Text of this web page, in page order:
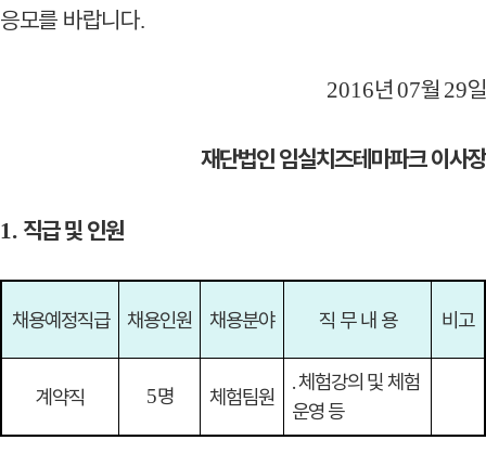
응모를 바랍니다.
2016년 07월 29일
재단법인 임실치즈테마파크 이사장
1. 직급 및 인원
채용예정직급 채용인원 채용분야 직 무 내 용 비고
계약직 5명 체험팀원
․체험강의 및 체험
운영 등